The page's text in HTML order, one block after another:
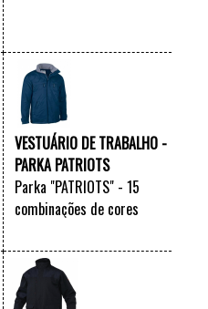
VESTUÁRIO DE TRABALHO -
PARKA PATRIOTS
Parka "PATRIOTS" - 15
combinações de cores